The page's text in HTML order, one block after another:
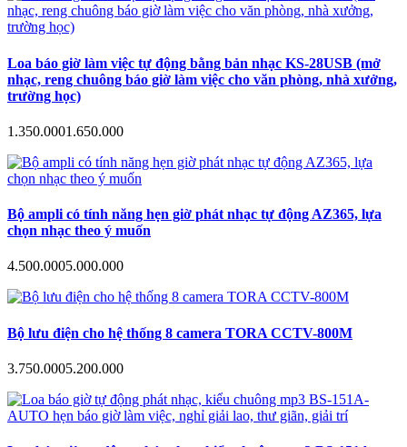
Loa báo giờ làm việc tự động bằng bản nhạc KS-28USB (mở
nhạc, reng chuông báo giờ làm việc cho văn phòng, nhà xưởng,
trường học)
1.350.0001.650.000
Bộ ampli có tính năng hẹn giờ phát nhạc tự động AZ365, lựa
chọn nhạc theo ý muốn
4.500.0005.000.000
Bộ lưu điện cho hệ thống 8 camera TORA CCTV-800M
3.750.0005.200.000